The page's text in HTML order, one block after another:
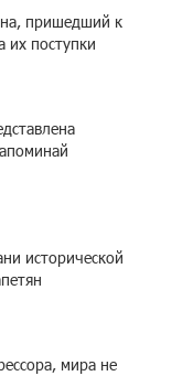
пришедший к
их поступки
исторической
мира не